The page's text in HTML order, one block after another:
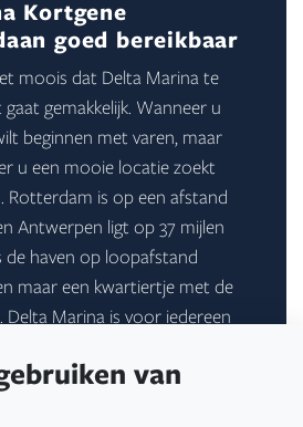
van
Kortgene
goed bereikbaar
moois dat Delta Marina te
gemakkelijk. Wanneer u
beginnen met varen, maar
u een mooie locatie zoekt
Rotterdam is op een afstand
Antwerpen ligt op 37 mijlen
de haven op loopafstand
maar een kwartiertje met de
Delta Marina is voor iedereen
bij de haven.